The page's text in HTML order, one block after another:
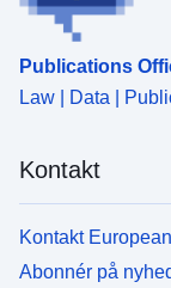
Publications
Law | Data |
Kontakt
Kontakt
Abonnér på